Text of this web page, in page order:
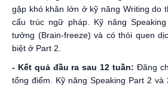
gặp khó khăn lớn ở kỹ năng Writing do
cấu trúc ngữ pháp. Kỹ năng
tưởng (Brain-freeze) và có thói quen
biệt ở Part 2.
- Kết quả đầu ra sau 12 tuần: Đăng
tổng điểm. Kỹ năng Speaking Part 2